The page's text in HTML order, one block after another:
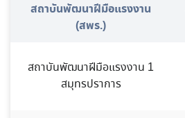
สถาบันพัฒนาฝีมือแรงงาน
(สพร.)
สถาบันพัฒนาฝีมือแรงงาน 1
สมุทรปราการ